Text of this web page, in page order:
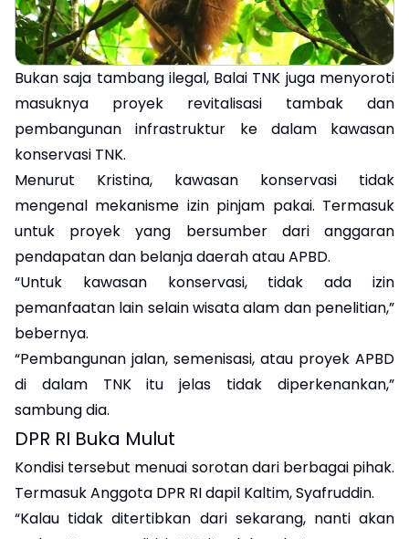
Bukan saja tambang ilegal, Balai TNK juga menyoroti
masuknya proyek revitalisasi tambak dan
pembangunan infrastruktur ke dalam kawasan
konservasi TNK.
Menurut Kristina, kawasan konservasi tidak
mengenal mekanisme izin pinjam pakai. Termasuk
untuk proyek yang bersumber dari anggaran
pendapatan dan belanja daerah atau APBD.
‎“Untuk kawasan konservasi, tidak ada izin
pemanfaatan lain selain wisata alam dan penelitian,”
bebernya.
“Pembangunan jalan, semenisasi, atau proyek APBD
di dalam TNK itu jelas tidak diperkenankan,”
sambung dia.
DPR RI Buka Mulut
‎Kondisi tersebut menuai sorotan dari berbagai pihak.
Termasuk Anggota DPR RI dapil Kaltim, Syafruddin.
‎“Kalau tidak ditertibkan dari sekarang, nanti akan